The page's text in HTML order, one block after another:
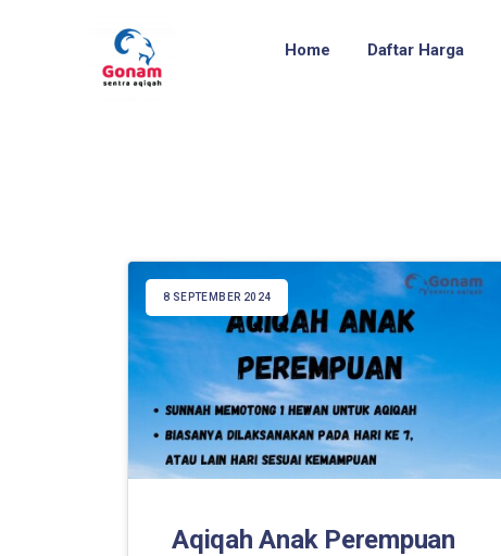
Home Daftar Harga
8 SEPTEMBER 2024
Aqiqah Anak Perempuan